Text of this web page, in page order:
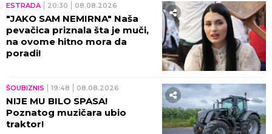
ESTRADA 20:30 08.08.2026
"JAKO SAM NEMIRNA" Naša
pevačica priznala šta je muči,
na ovome hitno mora da
poradi!
ŠOUBIZNIS 19:48 08.08.2026
NIJE MU BILO SPASA!
Poznatog muzičara ubio
traktor!